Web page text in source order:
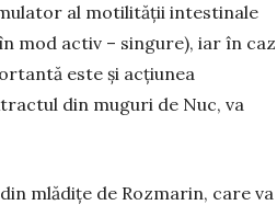
al motilității intestinale
mod activ – singure), iar în caz
este și acțiunea
din muguri de Nuc, va
mlădițe de Rozmarin, care va